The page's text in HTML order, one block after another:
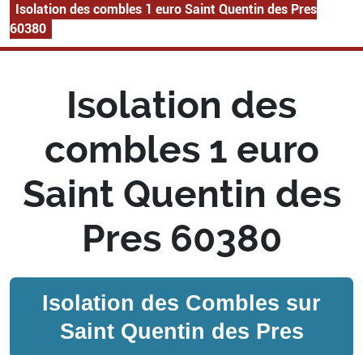
Isolation des combles 1 euro Saint Quentin des Pres
60380
Isolation des
combles 1 euro
Saint Quentin des
Pres 60380
Isolation des Combles sur
Saint Quentin des Pres